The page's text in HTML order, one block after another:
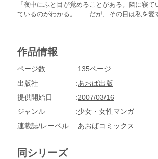
「夜中にふと目が覚めることがある。隣に寝て
ているのがわかる。……だが、その目は私を愛
「彼女」に同窓会で再会した亜也子は……？ふ
作品情報
ページ数
135ページ
出版社
あおば出版
提供開始日
2007/03/16
ジャンル
少女・女性マンガ
連載誌/レーベル
あおばコミックス
同シリーズ